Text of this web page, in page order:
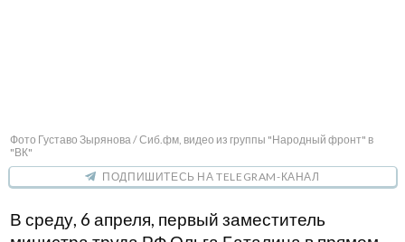
Фото Густаво Зырянова / Сиб.фм, видео из группы "Народный фронт" в
"ВК"
ПОДПИШИТЕСЬ НА TELEGRAM-КАНАЛ
В среду, 6 апреля, первый заместитель